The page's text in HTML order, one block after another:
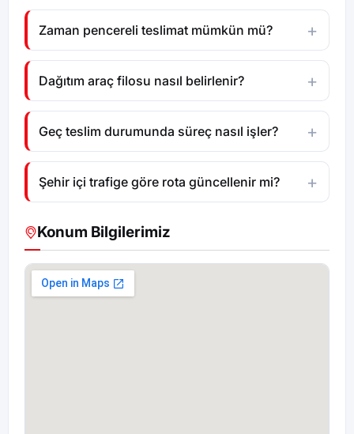
Zaman pencereli teslimat mümkün mü?
Dağıtım araç filosu nasıl belirlenir?
Geç teslim durumunda süreç nasıl işler?
Şehir içi trafige göre rota güncellenir mi?
Konum Bilgilerimiz